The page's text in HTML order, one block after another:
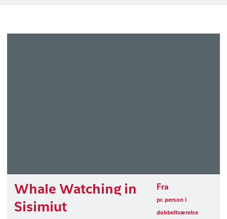
Whale Watching in
Sisimiut
Fra
pr. person i
dobbeltværelse